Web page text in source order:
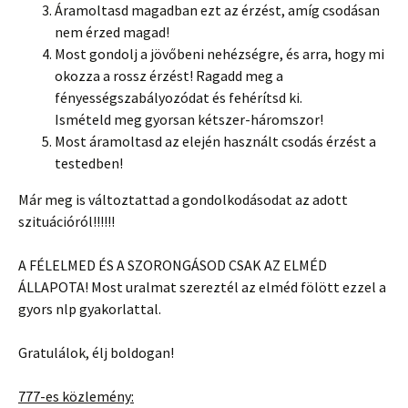
Áramoltasd magadban ezt az érzést, amíg csodásan
nem érzed magad!
Most gondolj a jövőbeni nehézségre, és arra, hogy mi
okozza a rossz érzést! Ragadd meg a
fényességszabályozódat és fehérítsd ki.
Ismételd meg gyorsan kétszer-háromszor!
Most áramoltasd az elején használt csodás érzést a
testedben!
Már meg is változtattad a gondolkodásodat az adott
szituációról!!!!!!
A FÉLELMED ÉS A SZORONGÁSOD CSAK AZ ELMÉD
ÁLLAPOTA! Most uralmat szereztél az elméd fölött ezzel a
gyors nlp gyakorlattal.
Gratulálok, élj boldogan!
777-es közlemény: